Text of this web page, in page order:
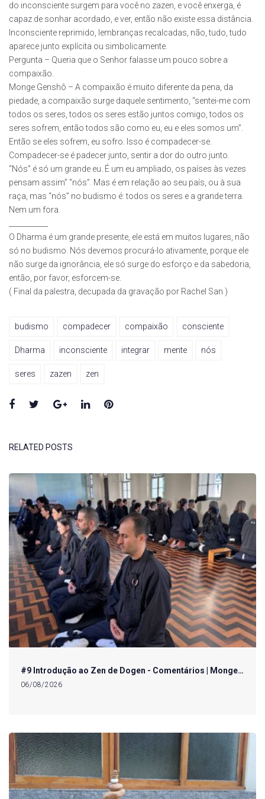
do inconsciente surgem para você no zazen, e você enxerga, é
capaz de sonhar acordado, e ver, então não existe essa distância.
Inconsciente reprimido, lembranças recalcadas, não, tudo, tudo
aparece junto explícita ou simbolicamente.
Pergunta – Queria que o Senhor falasse um pouco sobre a
compaixão.
Monge Genshô – A compaixão é muito diferente da pena, da
piedade, a compaixão surge daquele sentimento, “sentei-me com
todos os seres, todos os seres estão juntos comigo, todos os
seres sofrem, então todos são como eu, eu e eles somos um”.
Então se eles sofrem, eu sofro. Isso é compadecer-se.
Compadecer-se é padecer junto, sentir a dor do outro junto.
“Nós” é só um grande eu. É um eu ampliado, os países às vezes
pensam assim” “nós”. Mas é em relação ao seu país, ou à sua
raça, mas “nós” no budismo é: todos os seres e a grande terra.
Nem um fora.
O Dharma é um grande presente, ele está em muitos lugares, não
só no budismo. Nós devemos procurá-lo ativamente, porque ele
não surge da ignorância, ele só surge do esforço e da sabedoria,
então, por favor, esforcem-se.
( Final da palestra, decupada da gravação por Rachel San )
budismo compadecer compaixão consciente
Dharma inconsciente integrar mente nós
seres zazen zen
Facebook
TwitterGoogle+LinkedInPinterest
RELATED POSTS
#9 Introdução ao Zen de Dogen - Comentários | Monge…
06/08/2026